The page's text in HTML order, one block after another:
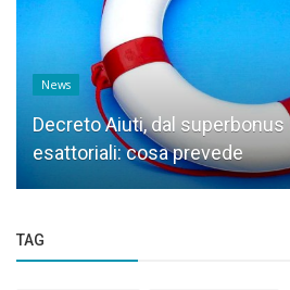
News
Decreto Aiuti, dal
esattoriali: cosa prevede
TAG